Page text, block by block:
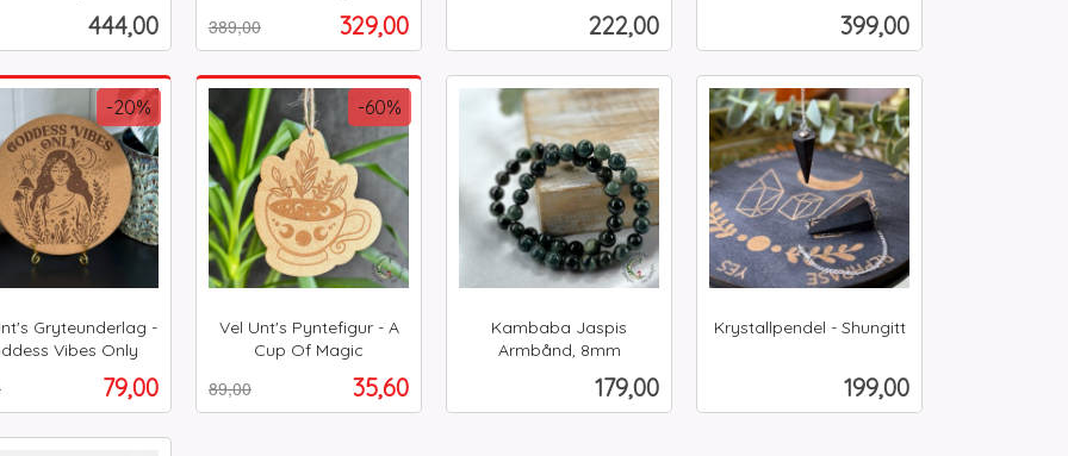
Pris
444,00
Kjøp
Tilbud
329,00
389,00
mva.
Kjøp
Pris
222,00
Kjøp
Pris
399,00
Kjøp
Gryteunderlag -
Vibes Only
Tilbud
79,00
-20%
Vel Unt's Pyntefigur - A
Cup Of Magic
Tilbud
35,60
89,00
-60%
mva.
Kambaba Jaspis
Armbånd, 8mm
Pris
179,00
Krystallpendel - Shungitt
Pris
199,00